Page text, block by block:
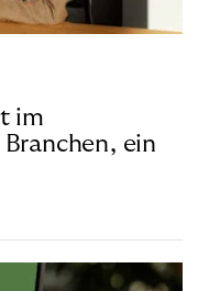
im
Branchen, ein